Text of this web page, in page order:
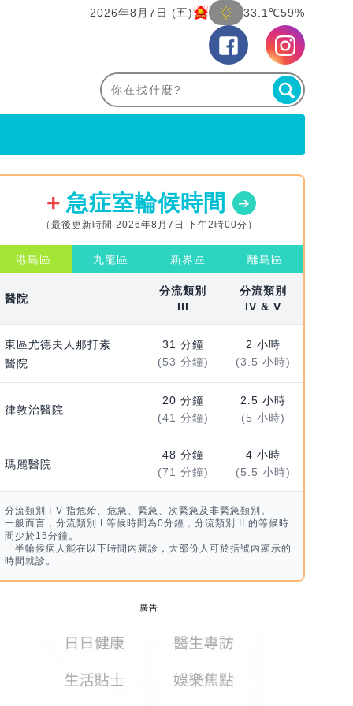
2026年8月7日 (五) 33.1℃59%
急症室輪候時間
（最後更新時間 2026年8月7日 下午2時00分）
港島區 九龍區 新界區 離島區
醫院
分流類別
III
分流類別
IV & V
東區尤德夫人那打素
醫院
31 分鐘
(53 分鐘)
2 小時
(3.5 小時)
律敦治醫院
20 分鐘
(41 分鐘)
2.5 小時
(5 小時)
瑪麗醫院
48 分鐘
(71 分鐘)
4 小時
(5.5 小時)
分流類別 I-V 指危殆、危急、緊急、次緊急及非緊急類別。
一般而言，分流類別 I 等候時間為0分鐘，分流類別 II 的等候時
間少於15分鐘。
一半輪候病人能在以下時間內就診，大部份人可於括號內顯示的
時間就診。
廣告